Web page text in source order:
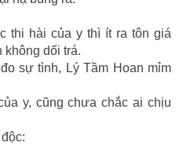
thi hài của y thì ít ra tôn giá
dối trá.
sự tình, Lý Tầm Hoan mỉm
y, cũng chưa chắc ai chịu